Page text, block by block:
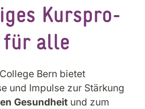
Kur­s­pro­
alle
Bern bietet
und Impulse zur Stärkung
Gesundheit und zum